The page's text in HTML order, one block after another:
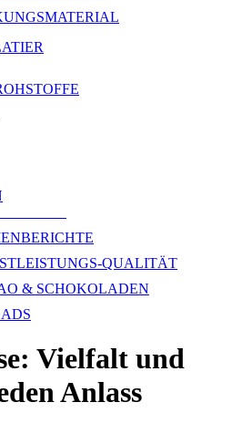
QUALITÄT
& SCHOKOLADEN
Vielfalt und
Anlass